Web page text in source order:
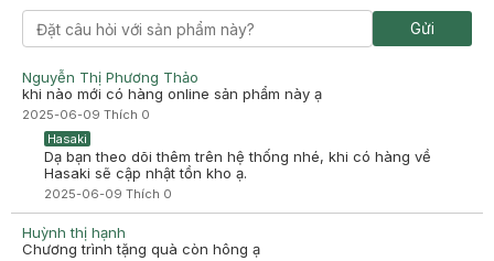
Gửi
Nguyễn Thị Phương Thảo
khi nào mới có hàng online sản phẩm này ạ
2025-06-09 Thích 0
Hasaki
Dạ bạn theo dõi thêm trên hệ thống nhé, khi có hàng về
Hasaki sẽ cập nhật tồn kho ạ.
2025-06-09 Thích 0
Huỳnh thị hạnh
Chương trình tặng quà còn hông ạ